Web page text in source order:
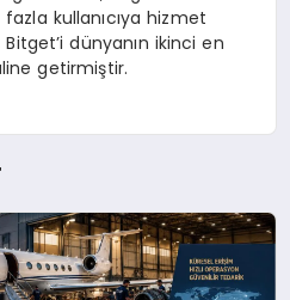
kullanıcıya hizmet
dünyanın ikinci en
getirmiştir.